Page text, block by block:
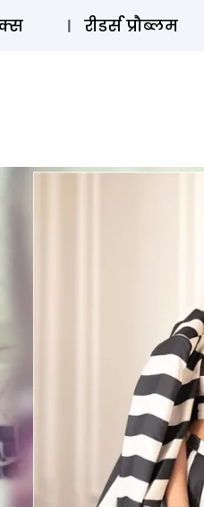
रीडर्स प्रौब्लम